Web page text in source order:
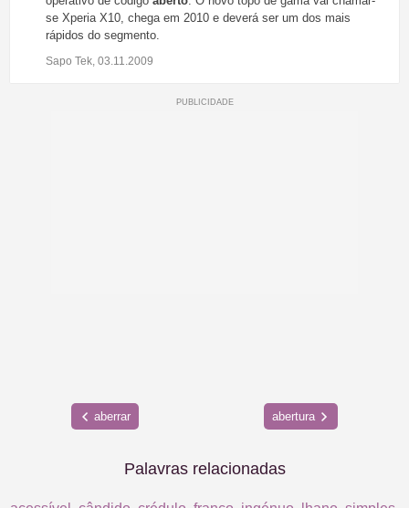
se Xperia X10, chega em 2010 e deverá ser um dos mais
rápidos do segmento.
Sapo Tek, 03.11.2009
aberrar abertura
Palavras relacionadas